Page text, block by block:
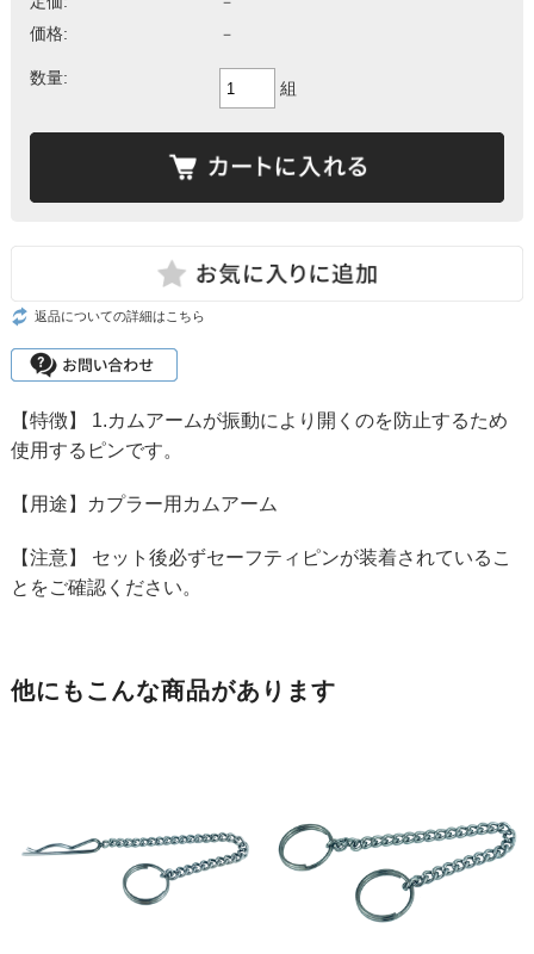
価格:
－
数量:
組
返品についての詳細はこちら
【特徴】 1.カムアームが振動により開くのを防止するため
使用するピンです。
【用途】カプラー用カムアーム
【注意】 セット後必ずセーフティピンが装着されているこ
とをご確認ください。
他にもこんな商品があります